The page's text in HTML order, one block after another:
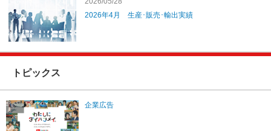
2026年4月 生産･販売･輸出実績
トピックス
企業広告